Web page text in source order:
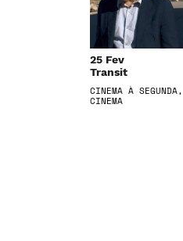
25 Fev
Transit
CINEMA À SEGUNDA,
CINEMA